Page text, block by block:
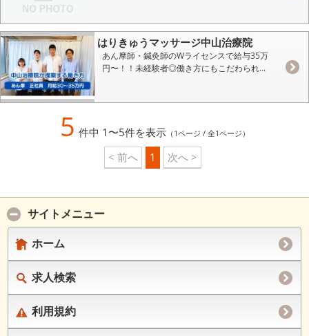
はりきゅうマッサージ中山治療院
あん摩師・鍼灸師のWライセンスで給与35万
円〜！！未経験者◎働き方にもこだわられ...
5 件中 1〜5件を表示（1ページ / 全1ページ）
< 前へ 1 次へ >
サイトメニュー
ホーム
求人検索
利用規約